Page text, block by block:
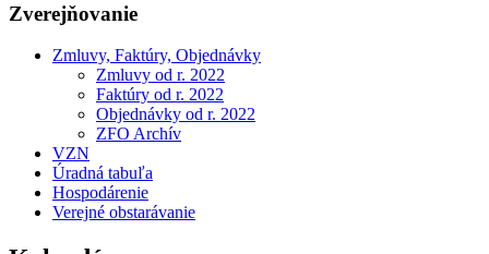
Zverejňovanie
Zmluvy, Faktúry, Objednávky
Zmluvy od r. 2022
Faktúry od r. 2022
Objednávky od r. 2022
ZFO Archív
VZN
Úradná tabuľa
Hospodárenie
Verejné obstarávanie